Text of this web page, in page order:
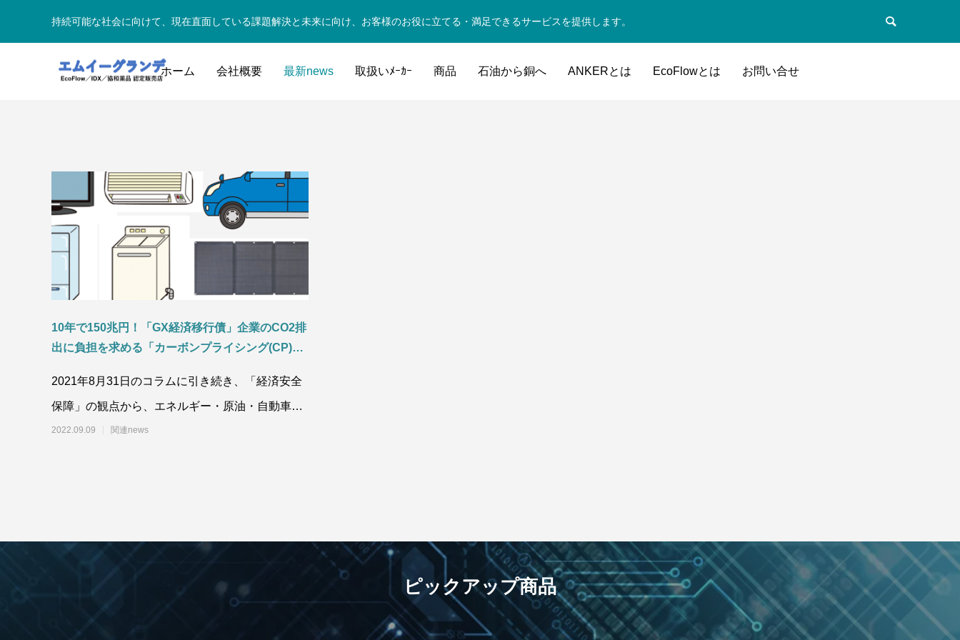
持続可能な社会に向けて、現在直面している課題解決と未来に向け、お客様のお役に立てる・満足できるサービスを提供します。
ホーム 会社概要 最新news 取扱いﾒｰｶｰ 商品 石油から銅へ ANKERとは EcoFlowとは お問い合せ
10年で150兆円！「GX経済移行債」企業のCO2排
出に負担を求める「カーボンプライシング(CP)」
による自動車、家電・IT機器、再生可能エネルギ
ー（太陽光、風力）への影響や「エネルギー消費
の大きい産業部門」中国や米国への高い貿易依存
2021年8月31日のコラムに引き続き、「経済安全
保障」の観点から、エネルギー・原油・自動車・
黒物家電・白物家電・IT機器等の輸出入取扱高
2022.09.09 関連news
ピックアップ商品